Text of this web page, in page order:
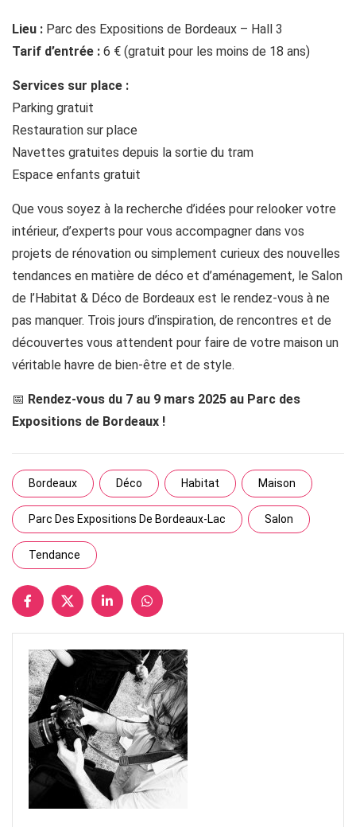
Lieu : Parc des Expositions de Bordeaux – Hall 3
Tarif d’entrée : 6 € (gratuit pour les moins de 18 ans)
Services sur place :
Parking gratuit
Restauration sur place
Navettes gratuites depuis la sortie du tram
Espace enfants gratuit
Que vous soyez à la recherche d’idées pour relooker votre
intérieur, d’experts pour vous accompagner dans vos
projets de rénovation ou simplement curieux des nouvelles
tendances en matière de déco et d’aménagement, le Salon
de l’Habitat & Déco de Bordeaux est le rendez-vous à ne
pas manquer. Trois jours d’inspiration, de rencontres et de
découvertes vous attendent pour faire de votre maison un
véritable havre de bien-être et de style.
📅 Rendez-vous du 7 au 9 mars 2025 au Parc des
Expositions de Bordeaux !
Bordeaux Déco Habitat Maison
Parc Des Expositions De Bordeaux-Lac Salon
Tendance